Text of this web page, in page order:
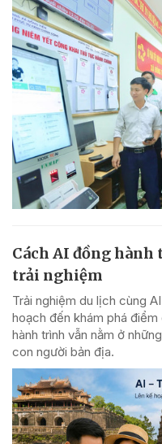
Cách AI đồng hành
trải nghiệm
Trải nghiệm du lịch cùng
hoạch đến khám phá
hành trình vẫn nằm ở
con người bản địa.